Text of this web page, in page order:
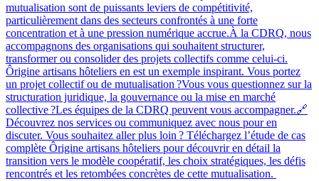
mutualisation sont de puissants leviers de compétitivité,
particulièrement dans des secteurs confrontés à une forte
concentration et à une pression numérique accrue.À la CDRQ, nous
accompagnons des organisations qui souhaitent structurer,
transformer ou consolider des projets collectifs comme celui-ci.
Ôrigine artisans hôteliers en est un exemple inspirant. Vous portez
un projet collectif ou de mutualisation ?Vous vous questionnez sur la
structuration juridique, la gouvernance ou la mise en marché
collective ?Les équipes de la CDRQ peuvent vous accompagner.🔗
Découvrez nos services ou communiquez avec nous pour en
discuter. Vous souhaitez aller plus loin ? Téléchargez l’étude de cas
complète Ôrigine artisans hôteliers pour découvrir en détail la
transition vers le modèle coopératif, les choix stratégiques, les défis
rencontrés et les retombées concrètes de cette mutualisation.